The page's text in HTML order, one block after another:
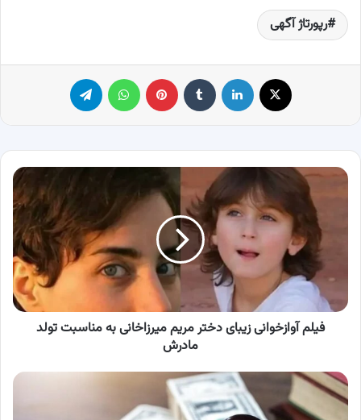
رپورتاژ آگهی
لینکدین ‫تامبلر پینترست
فیلم
آوازخوانی
میرزاخانی
مناسبت
تولد
مادرشفیلم آوازخوانی زیبای دختر مریم میرزاخانی به مناسبت تولد
مادرش
مجازات
حمل